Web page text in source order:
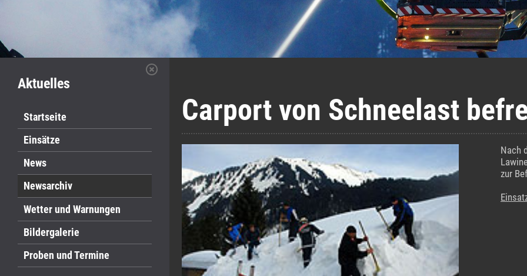
Aktuelles
Startseite
Einsätze
News
Newsarchiv
Wetter und Warnungen
Bildergalerie
Proben und Termine
Carport von Schneelast
Nach
zur